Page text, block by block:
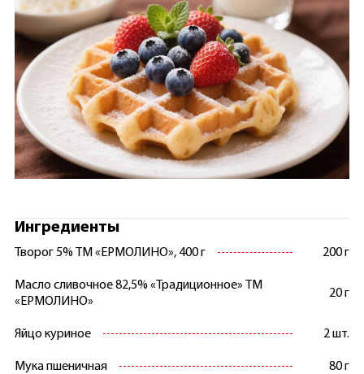
Ингредиенты
Творог 5% ТМ «ЕРМОЛИНО», 400 г 200 г
Масло сливочное 82,5% «Традиционное» ТМ
«ЕРМОЛИНО»
20 г
Яйцо куриное 2 шт.
Мука пшеничная 80 г